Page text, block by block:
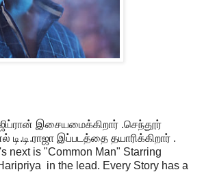
இசையமைக்கிறார் .செந்தூர்
இப்படத்தை தயாரிக்கிறார் .
next is "Common Man" Starring
in the lead. Every Story has a